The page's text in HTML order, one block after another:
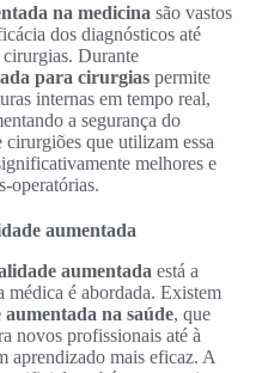
na medicina são vastos
dos diagnósticos até
cirurgias. Durante
para cirurgias permite
internas em tempo real,
a segurança do
que utilizam essa
melhores e
operatórias.
aumentada
aumentada está a
médica é abordada. Existem
na saúde, que
novos profissionais até à
aprendizado mais eficaz. A